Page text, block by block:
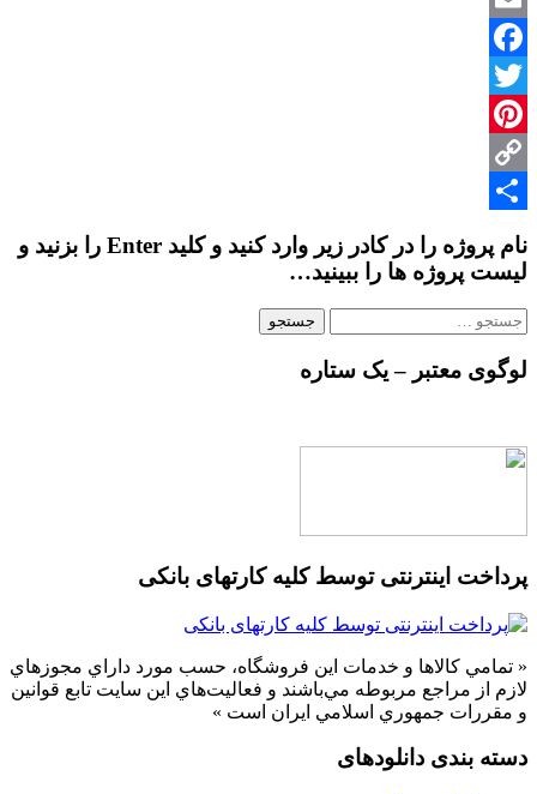
Email
Facebook
Twitter
Pinterest
Copy
نام پروژه را در کادر زیر وارد کنید و کلید Enter را بزنید و
لیست پروژه ها را ببینید…
جستجو
برای:
لوگوی معتبر – یک ستاره
پرداخت اینترنتی توسط کلیه کارتهای بانکی
« تمامي كالاها و خدمات اين فروشگاه، حسب مورد داراي مجوزهاي
لازم از مراجع مربوطه مي‌باشند و فعاليت‌هاي اين سايت تابع قوانين
و مقررات جمهوري اسلامي ايران است »
دسته بندی دانلودهای